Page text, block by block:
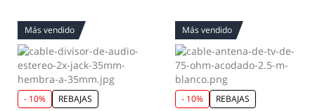
Más vendido
- 10% REBAJAS
Más vendido
- 10% REBAJAS